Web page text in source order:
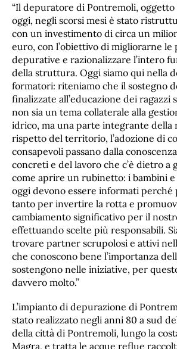
“Il depuratore di Pontremoli, oggetto
oggi, negli scorsi mesi è stato
con un investimento di circa un
euro, con l’obiettivo di migliorarne le
depurative e razionalizzare l’intero
della struttura. Oggi siamo qui nella
formatori: riteniamo che il sostegno
finalizzate all’educazione dei ragazzi
non sia un tema collaterale alla
idrico, ma una parte integrante della
rispetto del territorio, l’adozione di
consapevoli passano dalla
concreti e del lavoro che c’è dietro a
come aprire un rubinetto: i bambini
oggi devono essere informati perché
tanto per invertire la rotta e
cambiamento significativo per il
effettuando scelte più responsabili.
trovare partner scrupolosi e attivi
che conoscono bene l’importanza
sostengono nelle iniziative, per
davvero molto.”
L’impianto di depurazione di
stato realizzato negli anni 80 a sud
della città di Pontremoli, lungo la
Magra, e tratta le acque reflue